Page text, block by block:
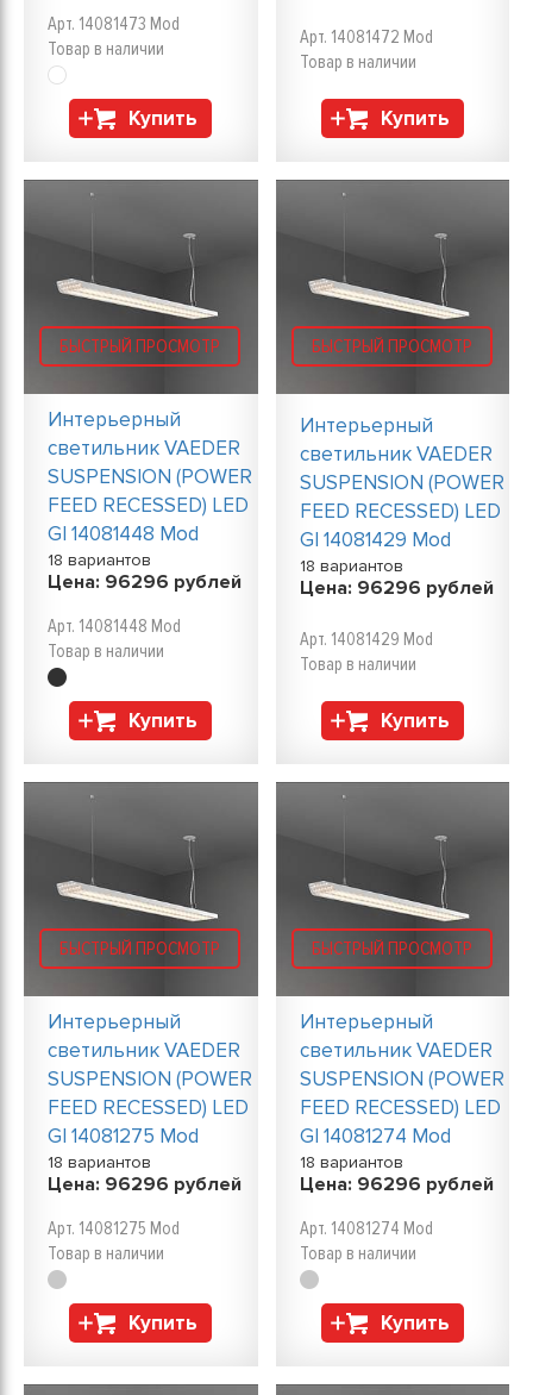
Арт. 14081473 Mod
Товар в наличии
Купить
Арт. 14081472 Mod
Товар в наличии
Купить
БЫСТРЫЙ ПРОСМОТР
Интерьерный
светильник VAEDER
SUSPENSION (POWER
FEED RECESSED) LED
GI 14081448 Mod
18 вариантов
Цена: 96296 рублей
Арт. 14081448 Mod
Товар в наличии
Купить
БЫСТРЫЙ ПРОСМОТР
Интерьерный
светильник VAEDER
SUSPENSION (POWER
FEED RECESSED) LED
GI 14081429 Mod
18 вариантов
Цена: 96296 рублей
Арт. 14081429 Mod
Товар в наличии
Купить
БЫСТРЫЙ ПРОСМОТР
Интерьерный
светильник VAEDER
SUSPENSION (POWER
FEED RECESSED) LED
GI 14081275 Mod
18 вариантов
Цена: 96296 рублей
Арт. 14081275 Mod
Товар в наличии
Купить
БЫСТРЫЙ ПРОСМОТР
Интерьерный
светильник VAEDER
SUSPENSION (POWER
FEED RECESSED) LED
GI 14081274 Mod
18 вариантов
Цена: 96296 рублей
Арт. 14081274 Mod
Товар в наличии
Купить